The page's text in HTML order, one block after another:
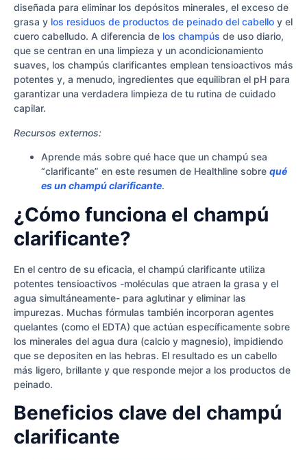
diseñada para eliminar los depósitos minerales, el exceso de
grasa y los residuos de productos de peinado del cabello y el
cuero cabelludo. A diferencia de los champús de uso diario,
que se centran en una limpieza y un acondicionamiento
suaves, los champús clarificantes emplean tensioactivos más
potentes y, a menudo, ingredientes que equilibran el pH para
garantizar una verdadera limpieza de tu rutina de cuidado
capilar.
Recursos externos:
Aprende más sobre qué hace que un champú sea
“clarificante” en este resumen de Healthline sobre qué
es un champú clarificante.
¿Cómo funciona el champú
clarificante?
En el centro de su eficacia, el champú clarificante utiliza
potentes tensioactivos -moléculas que atraen la grasa y el
agua simultáneamente- para aglutinar y eliminar las
impurezas. Muchas fórmulas también incorporan agentes
quelantes (como el EDTA) que actúan específicamente sobre
los minerales del agua dura (calcio y magnesio), impidiendo
que se depositen en las hebras. El resultado es un cabello
más ligero, brillante y que responde mejor a los productos de
peinado.
Beneficios clave del champú
clarificante